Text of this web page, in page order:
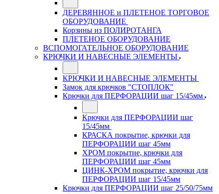
ДЕРЕВЯННОЕ и ПЛЕТЕНОЕ ТОРГОВОЕ
ОБОРУДОВАНИЕ
Корзины из ПОЛИРОТАНГА
ПЛЕТЕНОЕ ОБОРУДОВАНИЕ
ВСПОМОГАТЕЛЬНОЕ ОБОРУДОВАНИЕ
КРЮЧКИ И НАВЕСНЫЕ ЭЛЕМЕНТЫ
КРЮЧКИ И НАВЕСНЫЕ ЭЛЕМЕНТЫ
Замок для крючков "СТОПЛОК"
Крючки для ПЕРФОРАЦИИ шаг 15/45мм
Крючки для ПЕРФОРАЦИИ шаг
15/45мм
КРАСКА покрытие, крючки для
ПЕРФОРАЦИИ шаг 45мм
ХРОМ покрытие, крючки для
ПЕРФОРАЦИИ шаг 45мм
ЦИНК-ХРОМ покрытие, крючки для
ПЕРФОРАЦИИ шаг 15/45мм
Крючки для ПЕРФОРАЦИИ шаг 25/50/75мм